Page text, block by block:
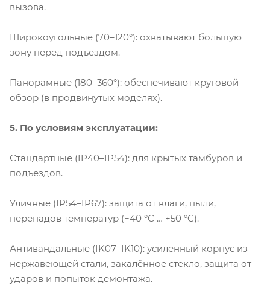
вызова.
Широкоугольные (70–120°): охватывают большую
зону перед подъездом.
Панорамные (180–360°): обеспечивают круговой
обзор (в продвинутых моделях).
5. По условиям эксплуатации:
Стандартные (IP40–IP54): для крытых тамбуров и
подъездов.
Уличные (IP54–IP67): защита от влаги, пыли,
перепадов температур (−40 °C … +50 °C).
Антивандальные (IK07–IK10): усиленный корпус из
нержавеющей стали, закалённое стекло, защита от
ударов и попыток демонтажа.